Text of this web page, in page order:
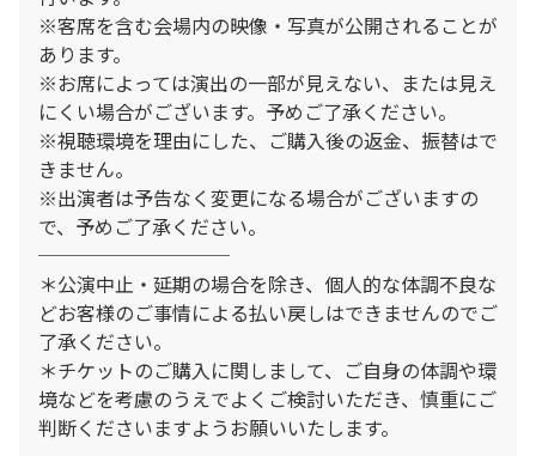
※客席を含む会場内の映像・写真が公開されることが
あります。
※お席によっては演出の⼀部が⾒えない、または⾒え
にくい場合がございます。予めご了承ください。
※視聴環境を理由にした、ご購入後の返金、振替はで
きません。
※出演者は予告なく変更になる場合がございますの
で、予めご了承ください。
──────────
＊公演中止・延期の場合を除き、個人的な体調不良な
どお客様のご事情による払い戻しはできませんのでご
了承ください。
＊チケットのご購入に関しまして、ご自身の体調や環
境などを考慮のうえでよくご検討いただき、慎重にご
判断くださいますようお願いいたします。